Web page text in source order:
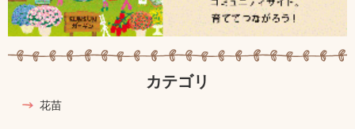
カテゴリ
花苗